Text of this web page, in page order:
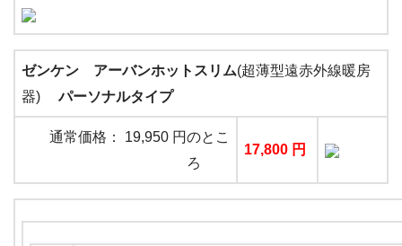
ゼンケン アーバンホットスリム(超薄型遠赤外線暖房
器)パーソナルタイプ
通常価格： 19,950 円のとこ
ろ
17,800 円